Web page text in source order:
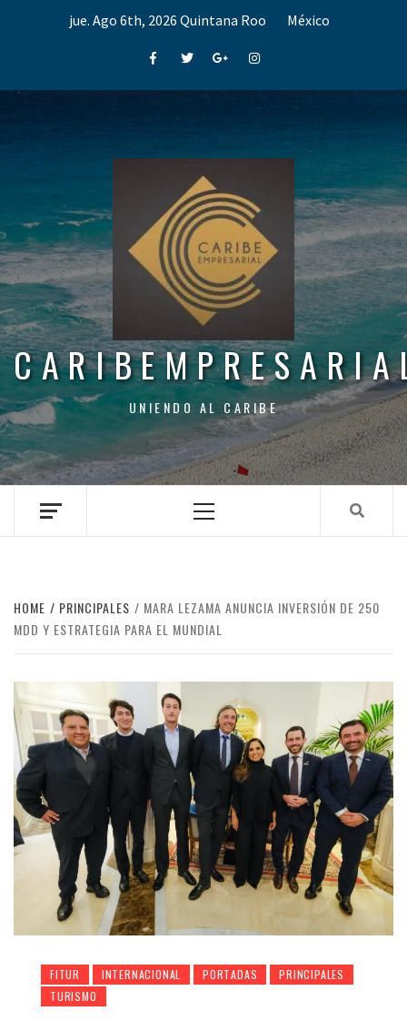
jue. Ago 6th, 2026 Quintana Roo México
FacebookTwitterGoogle+Instagram
UNIENDO AL CARIBE
Menu
HOME PRINCIPALES
MARA LEZAMA ANUNCIA INVERSIÓN DE 250
MDD Y ESTRATEGIA PARA EL MUNDIAL
FITUR INTERNACIONAL PORTADAS
PRINCIPALES
TURISMO